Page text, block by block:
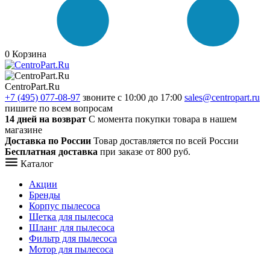
0 Корзина
CentroPart.Ru
+7 (495) 077-08-97 звоните с 10:00 до 17:00 sales@centropart.ru
пишите по всем вопросам
14 дней на возврат С момента покупки товара в нашем
магазине
Доставка по России Товар доставляется по всей России
Бесплатная доставка при заказе от 800 руб.
Каталог
Акции
Бренды
Корпус пылесоса
Щетка для пылесоса
Шланг для пылесоса
Фильтр для пылесоса
Мотор для пылесоса